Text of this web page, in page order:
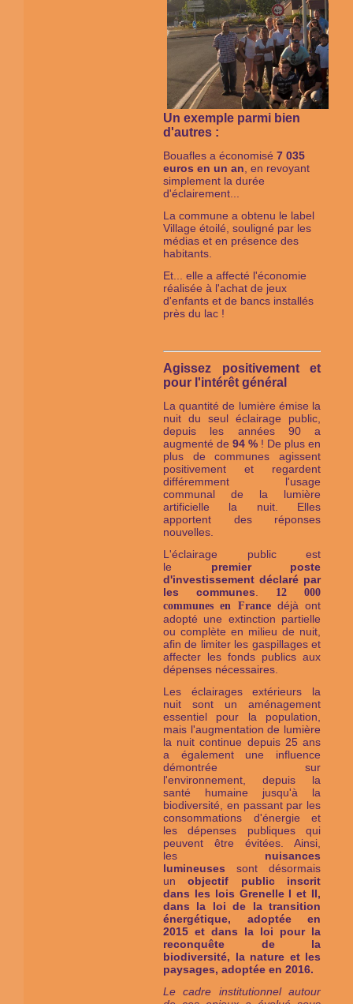
Un exemple parmi bien
d'autres :
Bouafles a économisé 7 035
euros en un an, en revoyant
simplement la durée
d'éclairement...
La commune a obtenu le label
Village étoilé, souligné par les
médias et en présence des
habitants.
Et... elle a affecté l'économie
réalisée à l'achat de jeux
d'enfants et de bancs installés
près du lac !
Agissez positivement et
pour l'intérêt général
La quantité de lumière émise la
nuit du seul éclairage public,
depuis les années 90 a
augmenté de 94 % ! De plus en
plus de communes agissent
positivement et regardent
différemment l'usage
communal de la lumière
artificielle la nuit. Elles
apportent des réponses
nouvelles.
L'éclairage public est
le premier
poste
d'investissement déclaré par
les communes. 12 000
communes en France déjà ont
adopté une extinction partielle
ou complète en milieu de nuit,
afin de limiter les gaspillages et
affecter les fonds publics aux
dépenses nécessaires.
Les éclairages extérieurs la
nuit sont un aménagement
essentiel pour la population,
mais l'augmentation de lumière
la nuit continue depuis 25 ans
a également une influence
démontrée sur
l'environnement, depuis la
santé humaine jusqu'à la
biodiversité, en passant par les
consommations d'énergie et
les dépenses publiques qui
peuvent être évitées. Ainsi,
les nuisances
lumineuses sont désormais
unobjectif public inscrit
dans les lois Grenelle I et II,
dans la loi de la transition
énergétique, adoptée en
2015 et dans la loi pour la
reconquête de la
biodiversité, la nature et les
paysages, adoptée en 2016.
Le cadre institutionnel autour